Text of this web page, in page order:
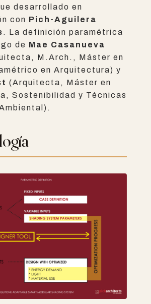
desarrollado en
con Pich-Aguilera
. La definición paramétrica
de Mae Casanueva
M.Arch., Máster en
en Arquitectura) y
(Arquitecta, Máster en
Sostenibilidad y Técnicas